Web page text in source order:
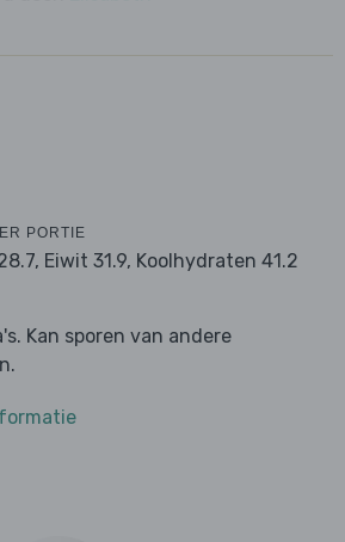
PORTIE
Eiwit 31.9, Koolhydraten 41.2
Kan sporen van andere